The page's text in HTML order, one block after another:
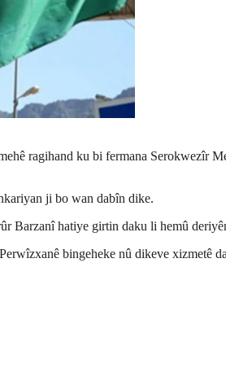
ragihand ku bi fermana Serokwezîr
ji bo wan dabîn dike.
Barzanî hatiye girtin daku li hemû
bingeheke nû dikeve xizmetê